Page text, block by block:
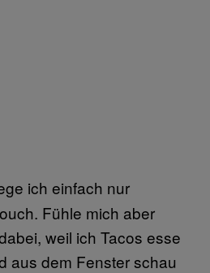
ich einfach nur
Fühle mich aber
weil ich Tacos esse
aus dem Fenster schau